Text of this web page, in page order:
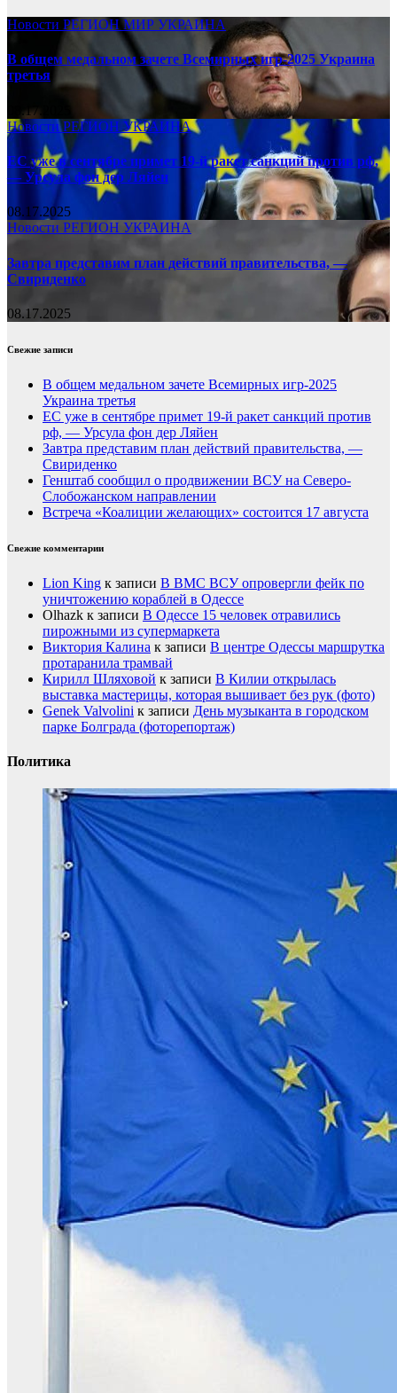
Новости РЕГИОНМИР УКРАИНА
В общем медальном зачете Всемирных игр-2025 Украина
третья
08.17.2025
НовостиРЕГИОНУКРАИНА
ЕС уже в сентябре примет 19-й ракет санкций против рф,
— Урсула фон дер Ляйен
08.17.2025
Новости РЕГИОН УКРАИНА
Завтра представим план действий правительства, —
Свириденко
08.17.2025
Свежие записи
В общем медальном зачете Всемирных игр-2025
Украина третья
ЕС уже в сентябре примет 19-й ракет санкций против
рф, — Урсула фон дер Ляйен
Завтра представим план действий правительства, —
Свириденко
Генштаб сообщил о продвижении ВСУ на Северо-
Слобожанском направлении
Встреча «Коалиции желающих» состоится 17 августа
Свежие комментарии
Lion King к записи В ВМС ВСУ опровергли фейк по
уничтожению кораблей в Одессе
Olhazk к записи В Одессе 15 человек отравились
пирожными из супермаркета
Виктория Калина к записи В центре Одессы маршрутка
протаранила трамвай
Кирилл Шляховой к записи В Килии открылась
выставка мастерицы, которая вышивает без рук (фото)
Genek Valvolini к записи День музыканта в городском
парке Болграда (фоторепортаж)
Политика